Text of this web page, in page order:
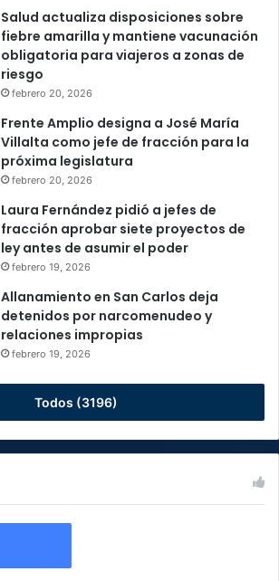
Salud actualiza disposiciones sobre
fiebre amarilla y mantiene vacunación
obligatoria para viajeros a zonas de
riesgo
febrero 20, 2026
Frente Amplio designa a José María
Villalta como jefe de fracción para la
próxima legislatura
febrero 20, 2026
Laura Fernández pidió a jefes de
fracción aprobar siete proyectos de
ley antes de asumir el poder
febrero 19, 2026
Allanamiento en San Carlos deja
detenidos por narcomenudeo y
relaciones impropias
febrero 19, 2026
Todos (3196)